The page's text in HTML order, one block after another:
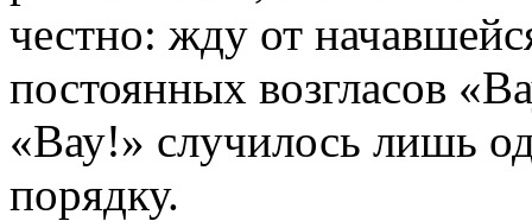
честно: жду от
постоянных возгласов
«Вау!» случилось лишь
порядку.